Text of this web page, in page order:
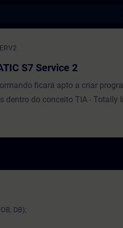
2 - Opplæring -
S7 Service 2
ficará apto a criar
dentro do conceito TIA - Totally
DB);